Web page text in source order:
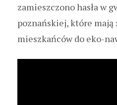
zamieszczono hasła w
poznańskiej, które mają
mieszkańców do eko-